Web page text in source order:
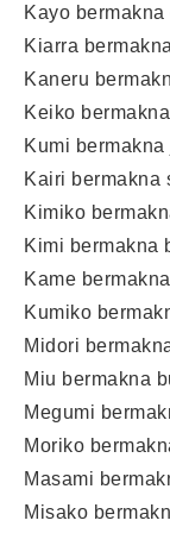
Kayo
Kiarra
Kaneru
Keiko
Kumi
Kairi bermakna
Kimiko
Kimi bermakna
Kame
Kumiko
Midori
Miu bermakna
Megumi
Moriko
Masami
Misako